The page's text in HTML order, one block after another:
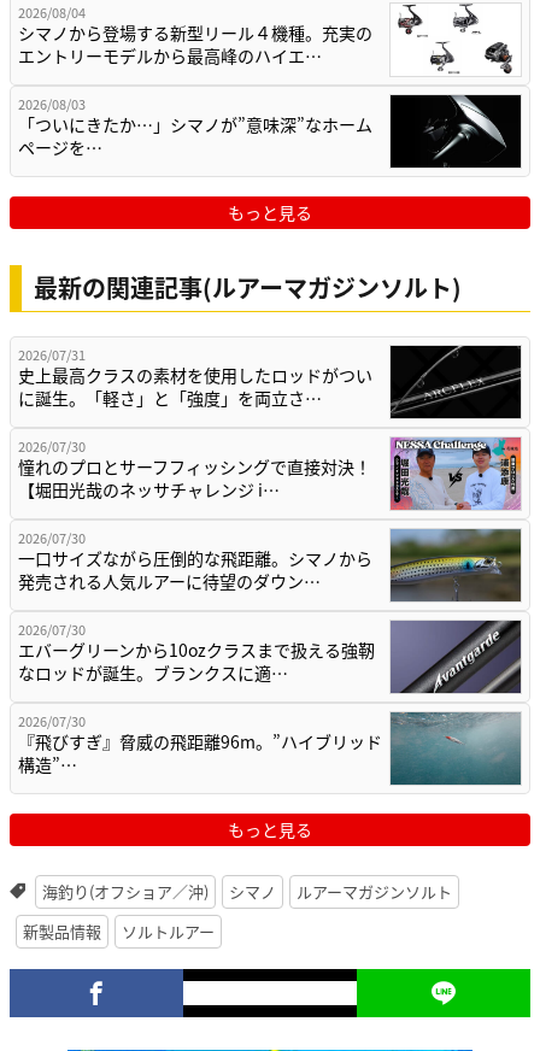
2026/08/04
シマノから登場する新型リール４機種。充実の
エントリーモデルから最高峰のハイエ…
2026/08/03
「ついにきたか…」シマノが”意味深”なホーム
ページを…
もっと見る
最新の関連記事(ルアーマガジンソルト)
2026/07/31
史上最高クラスの素材を使用したロッドがつい
に誕生。「軽さ」と「強度」を両立さ…
2026/07/30
憧れのプロとサーフフィッシングで直接対決！
【堀田光哉のネッサチャレンジ i…
2026/07/30
一口サイズながら圧倒的な飛距離。シマノから
発売される人気ルアーに待望のダウン…
2026/07/30
エバーグリーンから10ozクラスまで扱える強靭
なロッドが誕生。ブランクスに適…
2026/07/30
『飛びすぎ』脅威の飛距離96m。”ハイブリッド
構造”…
もっと見る
海釣り(オフショア／沖) シマノ
ルアーマガジンソルト
新製品情報
ソルトルアー